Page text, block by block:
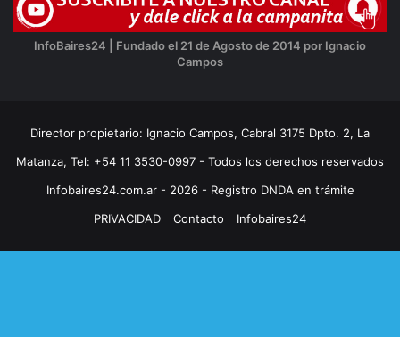
InfoBaires24 | Fundado el 21 de Agosto de 2014 por Ignacio
Campos
Director propietario: Ignacio Campos, Cabral 3175 Dpto. 2, La
Matanza, Tel: +54 11 3530-0997 - Todos los derechos reservados
Infobaires24.com.ar - 2026 - Registro DNDA en trámite
PRIVACIDAD
Contacto Infobaires24